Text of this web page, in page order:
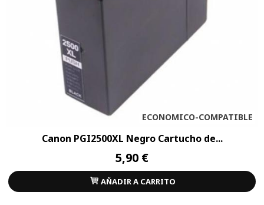
ECONOMICO-COMPATIBLE
Canon PGI2500XL Negro Cartucho de...
5,90 €
AÑADIR A CARRITO